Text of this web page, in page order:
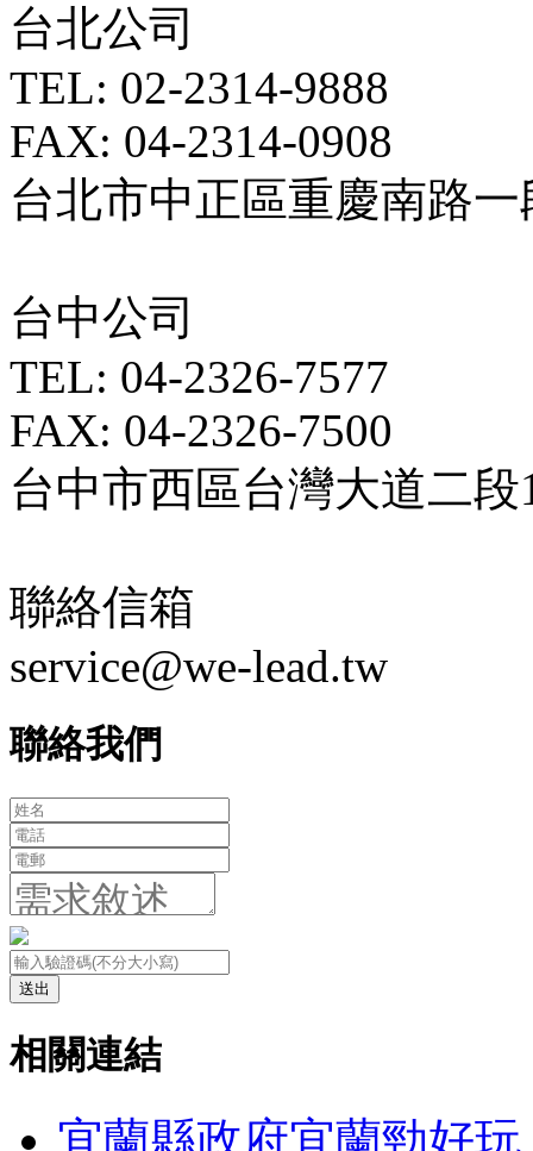
台北公司
TEL: 02-2314-9888
FAX: 04-2314-0908
台北市中正區重慶南路一
台中公司
TEL: 04-2326-7577
FAX: 04-2326-7500
台中市西區台灣大道二段
聯絡信箱
service@we-lead.tw
聯絡我們
送出
相關連結
宜蘭縣政府宜蘭勁好